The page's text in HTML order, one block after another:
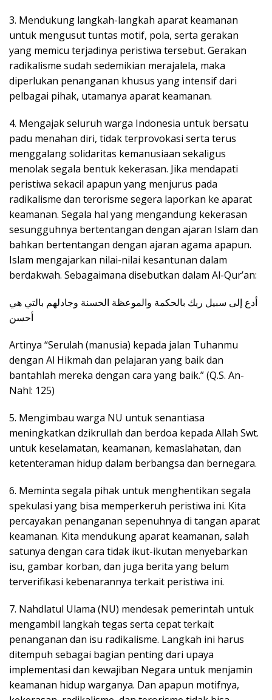
3. Mendukung langkah-langkah aparat keamanan
untuk mengusut tuntas motif, pola, serta gerakan
yang memicu terjadinya peristiwa tersebut. Gerakan
radikalisme sudah sedemikian merajalela, maka
diperlukan penanganan khusus yang intensif dari
pelbagai pihak, utamanya aparat keamanan.
4. Mengajak seluruh warga Indonesia untuk bersatu
padu menahan diri, tidak terprovokasi serta terus
menggalang solidaritas kemanusiaan sekaligus
menolak segala bentuk kekerasan. Jika mendapati
peristiwa sekacil apapun yang menjurus pada
radikalisme dan terorisme segera laporkan ke aparat
keamanan. Segala hal yang mengandung kekerasan
sesungguhnya bertentangan dengan ajaran Islam dan
bahkan bertentangan dengan ajaran agama apapun.
Islam mengajarkan nilai-nilai kesantunan dalam
berdakwah. Sebagaimana disebutkan dalam Al-Qur’an:
أدع إلى سبيل ربك بالحكمة والموعظة الحسنة وجادلهم بالتي هي
أحسن
Artinya “Serulah (manusia) kepada jalan Tuhanmu
dengan Al Hikmah dan pelajaran yang baik dan
bantahlah mereka dengan cara yang baik.” (Q.S. An-
Nahl: 125)
5. Mengimbau warga NU untuk senantiasa
meningkatkan dzikrullah dan berdoa kepada Allah Swt.
untuk keselamatan, keamanan, kemaslahatan, dan
ketenteraman hidup dalam berbangsa dan bernegara.
6. Meminta segala pihak untuk menghentikan segala
spekulasi yang bisa memperkeruh peristiwa ini. Kita
percayakan penanganan sepenuhnya di tangan aparat
keamanan. Kita mendukung aparat keamanan, salah
satunya dengan cara tidak ikut-ikutan menyebarkan
isu, gambar korban, dan juga berita yang belum
terverifikasi kebenarannya terkait peristiwa ini.
7. Nahdlatul Ulama (NU) mendesak pemerintah untuk
mengambil langkah tegas serta cepat terkait
penanganan dan isu radikalisme. Langkah ini harus
ditempuh sebagai bagian penting dari upaya
implementasi dan kewajiban Negara untuk menjamin
keamanan hidup warganya. Dan apapun motifnya,